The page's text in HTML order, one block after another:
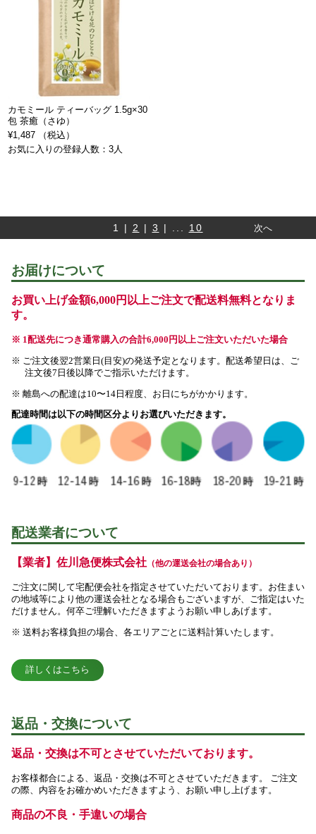
カモミール ティーバッグ 1.5g×30
包 茶癒（さゆ）
¥1,487 （税込）
お気に入りの登録人数：3人
1 | 2 | 3 | ... 10 次へ